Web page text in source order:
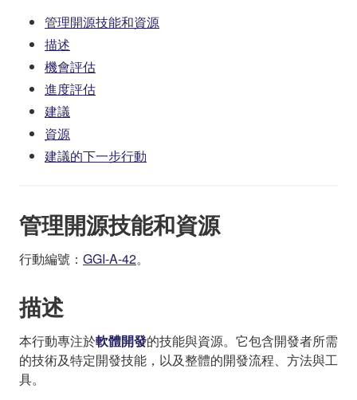
管理開源技能和資源
描述
機會評估
進度評估
建議
資源
建議的下一步行動
管理開源技能和資源
行動編號： GGI-A-42。
描述
本行動專注於軟體開發的技能與資源。它包含開發者所需
的技術及特定開發技能，以及整體的開發流程、方法與工
具。